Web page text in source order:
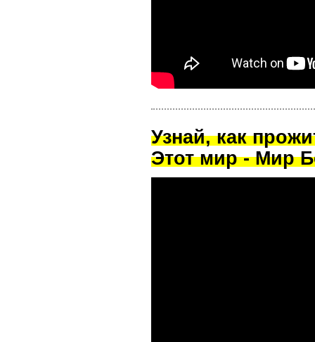
Узнай, как
Этот мир - Мир